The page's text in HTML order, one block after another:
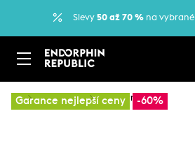
Slevy 50 až 70 % na vybrané
Garance nejlepší ceny -60%
… Horská kola Sportovní kola